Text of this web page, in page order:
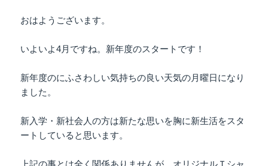
おはようございます。
いよいよ4月ですね。新年度のスタートです！
新年度のにふさわしい気持ちの良い天気の月曜日になり
ました。
新入学・新社会人の方は新たな思いを胸に新生活をスタ
ートしていると思います。